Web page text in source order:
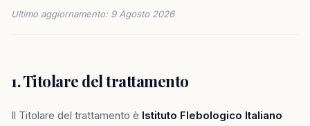
Ultimo aggiornamento: 9 Agosto 2026
1. Titolare del trattamento
Il Titolare del trattamento è Istituto Flebologico Italiano